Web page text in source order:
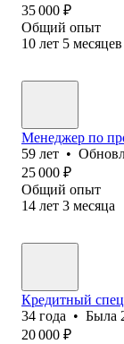
35 000 ₽
Общий опыт
10 лет 5 месяцев
Менеджер по
59 лет •
25 000 ₽
Общий опыт
14 лет 3 месяца
Кредитный
34 года • Была
20 000 ₽